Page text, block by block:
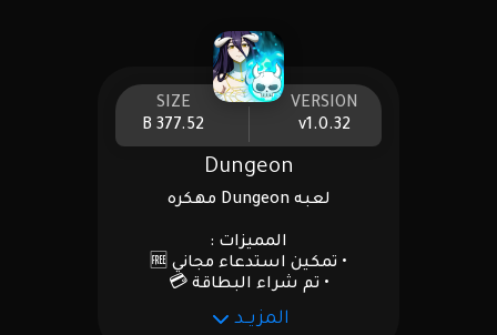
VERSION
v1.0.32
SIZE
377.52 B
Dungeon
لعبه Dungeon مهكره
المميزات :
• تمكين استدعاء مجاني 🆓
• تم شراء البطاقة 💳
المزيــد